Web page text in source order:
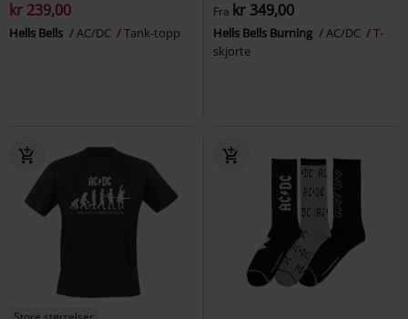
kr 239,00
Hells Bells AC/DC Tank-topp
Fra kr 349,00
Hells Bells Burning AC/DC
T-
skjorte